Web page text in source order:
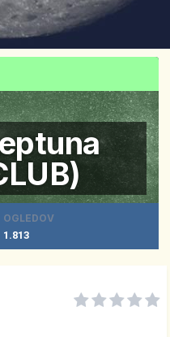
OGLEDOV
1.813